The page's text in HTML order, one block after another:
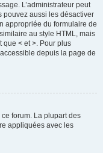
L’administrateur peut
pouvez aussi les désactiver
appropriée du formulaire de
au style HTML, mais
que < et >. Pour plus
depuis la page de
forum. La plupart des
appliquées avec les